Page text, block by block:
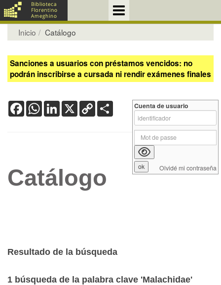
Inicio Catálogo
Sanciones a usuarios con préstamos vencidos: no
podrán inscribirse a cursada ni rendir exámenes finales
FacebookWhatsApp
LinkedIn
X Copy
Link
Catálogo
Resultado de la búsqueda
1 búsqueda de la palabra clave 'Malachidae'
Cuenta de usuario
Olvidé mi contraseña